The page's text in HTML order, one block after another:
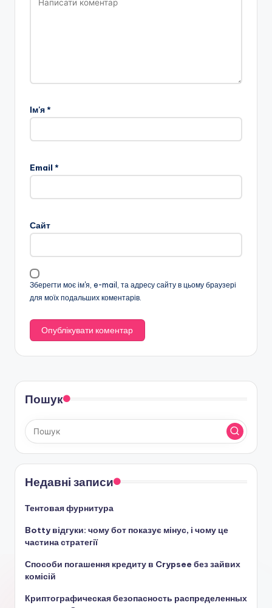
Ім'я*
Email *
Сайт
Зберегти моє ім'я, e-mail, та адресу сайту в цьому браузері
для моїх подальших коментарів.
Пошук
Недавні записи
Тентовая фурнитура
Botty відгуки: чому бот показує мінус, і чому це
частина стратегії
Способи погашення кредиту в Crypsee без зайвих
комісій
Криптографическая безопасность распределенных